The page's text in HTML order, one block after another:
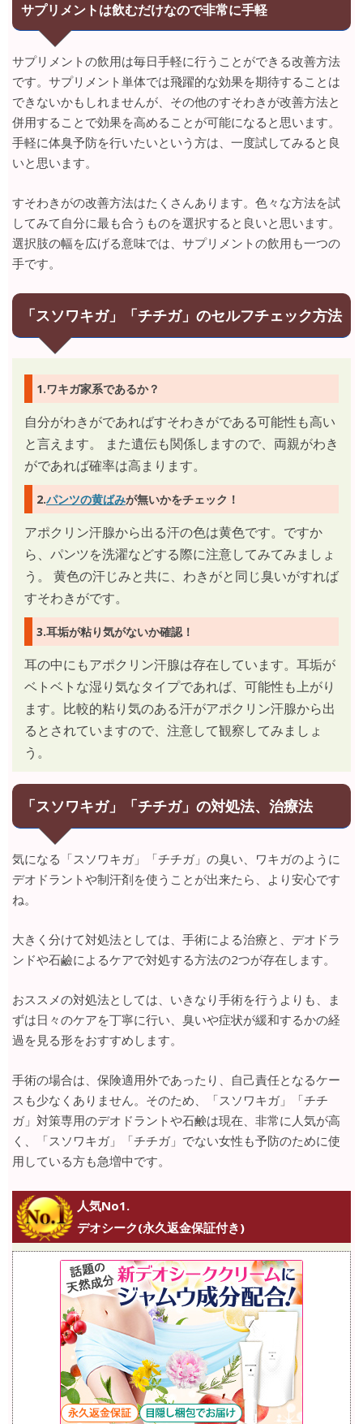
サプリメントは飲むだけなので非常に手軽
サプリメントの飲用は毎日手軽に行うことができる改善方法
です。サプリメント単体では飛躍的な効果を期待することは
できないかもしれませんが、その他のすそわきが改善方法と
併用することで効果を高めることが可能になると思います。
手軽に体臭予防を行いたいという方は、一度試してみると良
いと思います。
すそわきがの改善方法はたくさんあります。色々な方法を試
してみて自分に最も合うものを選択すると良いと思います。
選択肢の幅を広げる意味では、サプリメントの飲用も一つの
手です。
「スソワキガ」「チチガ」のセルフチェック方法
1.ワキガ家系であるか？
自分がわきがであればすそわきがである可能性も高い
と言えます。 また遺伝も関係しますので、両親がわき
がであれば確率は高まります。
2.パンツの黄ばみが無いかをチェック！
アポクリン汗腺から出る汗の色は黄色です。ですか
ら、パンツを洗濯などする際に注意してみてみましょ
う。 黄色の汗じみと共に、わきがと同じ臭いがすれば
すそわきがです。
3.耳垢が粘り気がないか確認！
耳の中にもアポクリン汗腺は存在しています。耳垢が
ベトベトな湿り気なタイプであれば、可能性も上がり
ます。比較的粘り気のある汗がアポクリン汗腺から出
るとされていますので、注意して観察してみましょ
う。
「スソワキガ」「チチガ」の対処法、治療法
気になる「スソワキガ」「チチガ」の臭い、ワキガのように
デオドラントや制汗剤を使うことが出来たら、より安心です
ね。
大きく分けて対処法としては、手術による治療と、デオドラ
ンドや石鹼によるケアで対処する方法の2つが存在します。
おススメの対処法としては、いきなり手術を行うよりも、ま
ずは日々のケアを丁寧に行い、臭いや症状が緩和するかの経
過を見る形をおすすめします。
手術の場合は、保険適用外であったり、自己責任となるケー
スも少なくありません。そのため、「スソワキガ」「チチ
ガ」対策専用のデオドラントや石鹸は現在、非常に人気が高
く、「スソワキガ」「チチガ」でない女性も予防のために使
用している方も急増中です。
人気No1.
デオシーク(永久返金保証付き)